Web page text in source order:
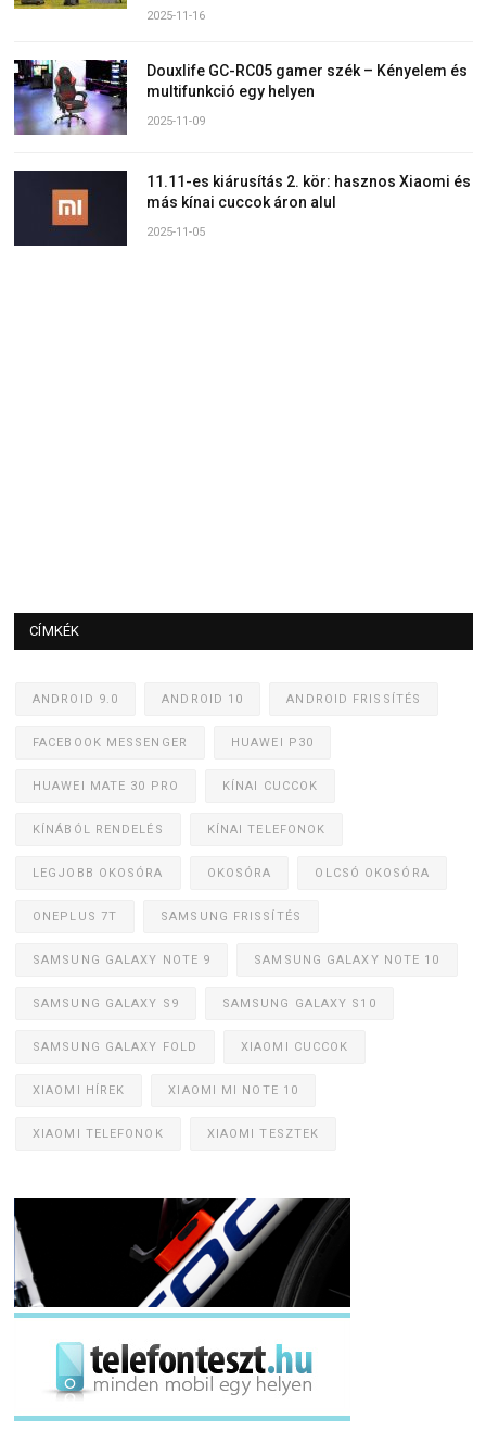
2025-11-16
Douxlife GC-RC05 gamer szék – Kényelem és
multifunkció egy helyen
2025-11-09
11.11-es kiárusítás 2. kör: hasznos Xiaomi és
más kínai cuccok áron alul
2025-11-05
CÍMKÉK
ANDROID 9.0 ANDROID 10 ANDROID FRISSÍTÉS
FACEBOOK MESSENGER HUAWEI P30
HUAWEI MATE 30 PRO KÍNAI CUCCOK
KÍNÁBÓL RENDELÉS KÍNAI TELEFONOK
LEGJOBB OKOSÓRA OKOSÓRA OLCSÓ OKOSÓRA
ONEPLUS 7T SAMSUNG FRISSÍTÉS
SAMSUNG GALAXY NOTE 9 SAMSUNG GALAXY NOTE 10
SAMSUNG GALAXY S9 SAMSUNG GALAXY S10
SAMSUNG GALAXY FOLD XIAOMI CUCCOK
XIAOMI HÍREK XIAOMI MI NOTE 10
XIAOMI TELEFONOK XIAOMI TESZTEK